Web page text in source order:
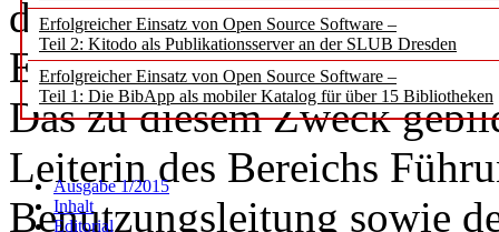
Erfolgreicher Einsatz von Open Source Software –
Teil 2: Kitodo als Publikationsserver an der SLUB Dresden
Erfolgreicher Einsatz von Open Source Software –
Teil 1: Die BibApp als mobiler Katalog für über 15 Bibliotheken
Ausgabe 1/2015
Inhalt
Editorial
diesem Thema, die durch
Einholung von
Das zu diesem Zweck
Leiterin des Bereichs
Benutzungsleitung sowie